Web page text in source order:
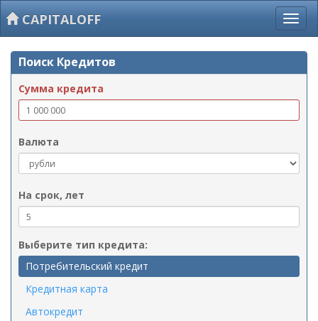
CAPITALOFF
Поиск Кредитов
Сумма кредита
Валюта
На срок, лет
Выберите тип кредита:
Потребительский кредит
Кредитная карта
Автокредит